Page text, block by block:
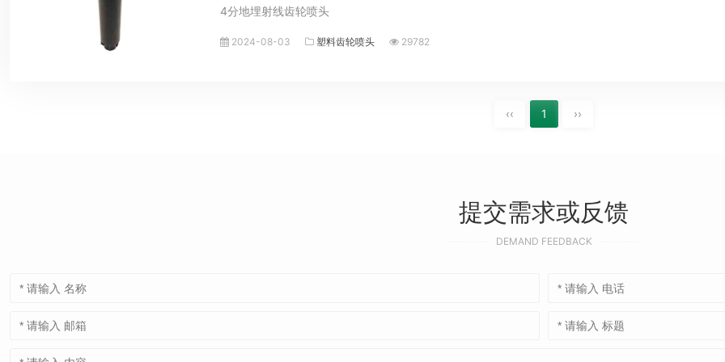
4分地埋射线齿轮喷头
2024-08-03 塑料齿轮喷头 29782
‹‹ 1 ››
提交需求或反馈
DEMAND FEEDBACK